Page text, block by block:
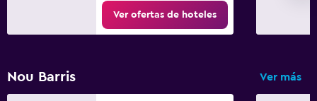
Ver ofertas de hoteles
Nou Barris Ver más